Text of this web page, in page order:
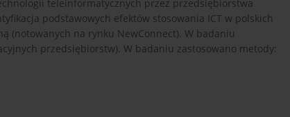
teleinformatycznych przez przedsiębiorstwa
podstawowych efektów stosowania ICT w polskich
(notowanych na rynku NewConnect). W badaniu
przedsiębiorstw). W badaniu zastosowano metody: